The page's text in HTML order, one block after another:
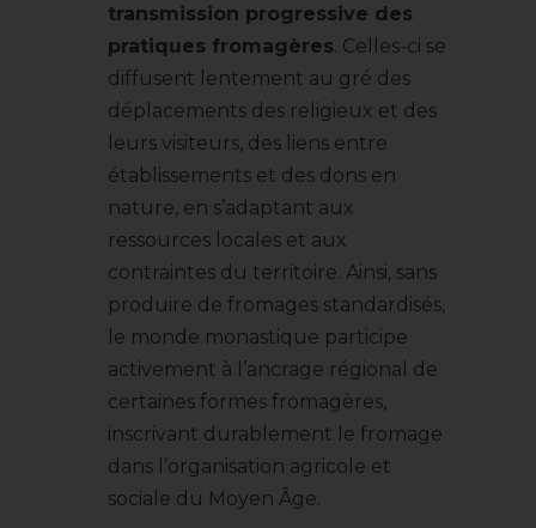
transmission progressive des
pratiques fromagères. Celles-ci se
diffusent lentement au gré des
déplacements des religieux et des
leurs visiteurs, des liens entre
établissements et des dons en
nature, en s’adaptant aux
ressources locales et aux
contraintes du territoire. Ainsi, sans
produire de fromages standardisés,
le monde monastique participe
activement à l’ancrage régional de
certaines formes fromagères,
inscrivant durablement le fromage
dans l’organisation agricole et
sociale du Moyen Âge.